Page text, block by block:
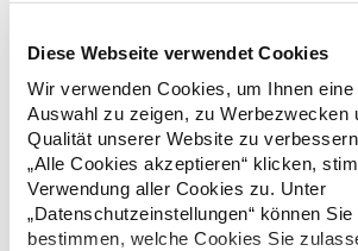
Diese Webseite verwendet Cookies
Wir verwenden Cookies, um Ihnen
Auswahl zu zeigen, zu Werbezwecken
Qualität unserer Website zu
„Alle Cookies akzeptieren“ klicken,
Verwendung aller Cookies zu. Unter
„Datenschutzeinstellungen“ können
bestimmen, welche Cookies Sie
Tailliertes Kurzarm-Poloshirt für Damen aus
Baumwolle Kragen und Ärmelbündchen aus 1x1-Rippe
Knopfleiste mit zwei Knöpfen Verstärkte Nahtabdeckung am
Kragen Seitenschlitze am Saum Herausreißbares
LabelPfegehinweis: 40 °C waschbarBügeln
210 g/m²Materialzusammensetzung: 100%